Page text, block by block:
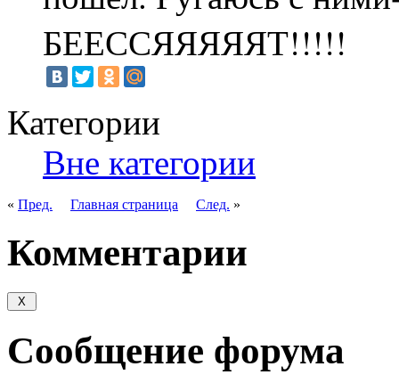
БЕЕССЯЯЯЯЯТ!!!!!
Категории
Вне категории
« Пред. Главная страница След. »
Комментарии
Сообщение форума